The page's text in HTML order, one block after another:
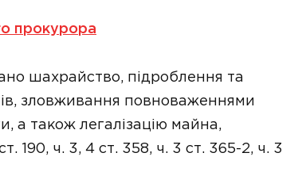
прокурора
шахрайство, підроблення та
зловживання повноваженнями
а також легалізацію майна,
190, ч. 3, 4 ст. 358, ч. 3 ст. 365-2, ч. 3